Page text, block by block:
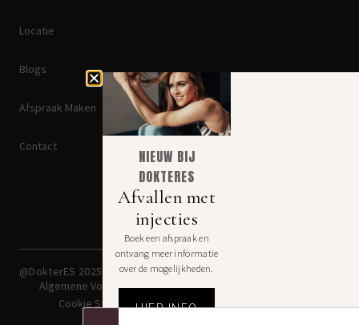
Locatie
Blogs
Afspraak Maken
Contact
@DokterES 2025
Algemene Voorwaarden
Cookie Statement
Disclaimer: Jezelf mooier
maken kan lelijk uitpakken. Een
geslaagde ingreep begint bij
NIEUW BIJ
DOKTERES
Afvallen met
injecties
Boek een afspraak en
ontvang meer informatie
over de mogelijkheden.
HIER INFO